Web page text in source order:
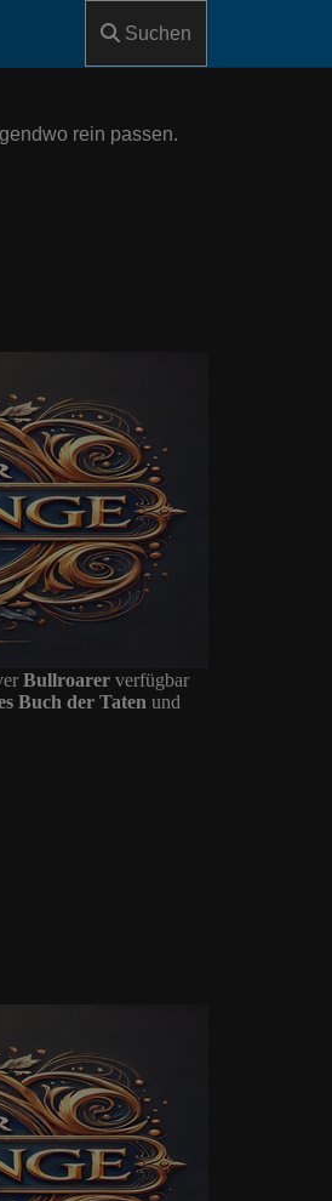
Suchen
rein passen.
Bullroarerverfügbar
Buch der Taten und